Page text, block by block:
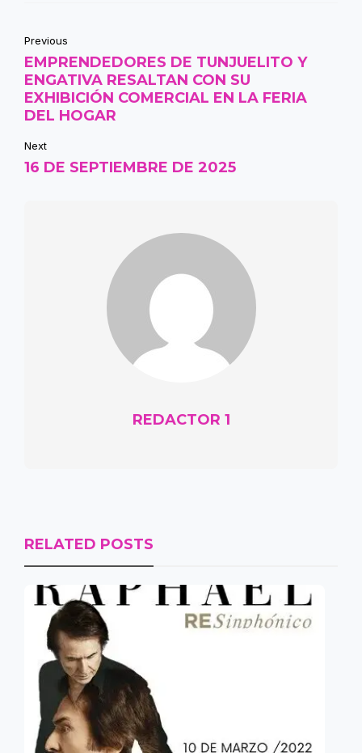
Previous
EMPRENDEDORES DE TUNJUELITO Y
ENGATIVA RESALTAN CON SU
EXHIBICIÓN COMERCIAL EN LA FERIA
DEL HOGAR
Next
16 DE SEPTIEMBRE DE 2025
REDACTOR 1
RELATED POSTS